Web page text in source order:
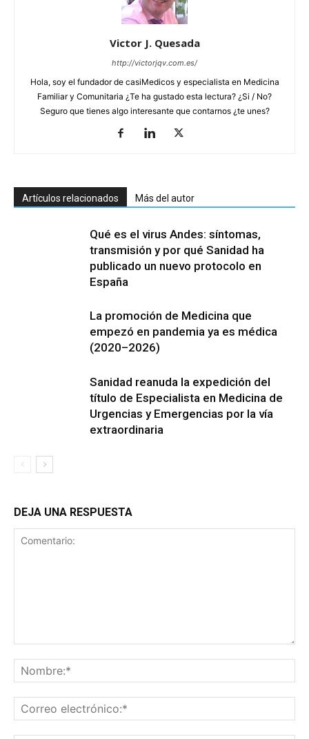
Victor J. Quesada
http://victorjqv.com.es/
Hola, soy el fundador de casiMedicos y especialista en Medicina
Familiar y Comunitaria ¿Te ha gustado esta lectura? ¿Si / No?
Seguro que tienes algo interesante que contarnos ¿te unes?
Artículos relacionados Más del autor
Qué es el virus Andes: síntomas,
transmisión y por qué Sanidad ha
publicado un nuevo protocolo en
España
La promoción de Medicina que
empezó en pandemia ya es médica
(2020–2026)
Sanidad reanuda la expedición del
título de Especialista en Medicina de
Urgencias y Emergencias por la vía
extraordinaria
DEJA UNA RESPUESTA